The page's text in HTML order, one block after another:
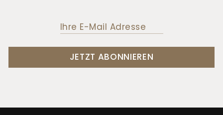
JETZT ABONNIEREN